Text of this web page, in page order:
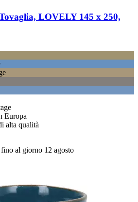
LOVELY 145 x 250,
Europa
alta qualità
al giorno 12 agosto